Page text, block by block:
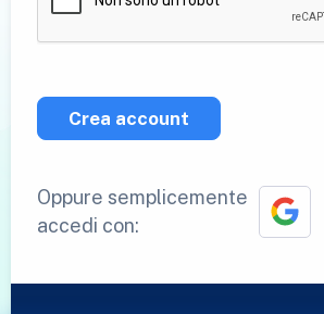
Crea account
Oppure semplicemente
accedi con: